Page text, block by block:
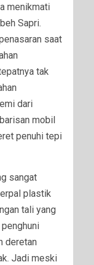
menikmati
Sapri.
saat
tak
dari
mobil
penuhi tepi
sangat
plastik
tali yang
deretan
Jadi meski